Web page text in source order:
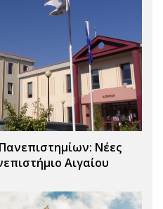
Νέες
Αιγαίου